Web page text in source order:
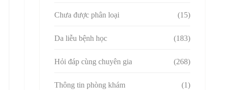
Chưa được phân loại (15)
Da liễu bệnh học (183)
Hỏi đáp cùng chuyên gia (268)
Thông tin phòng khám (1)